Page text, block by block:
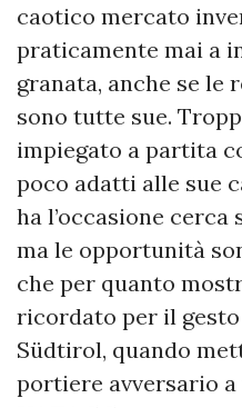
caotico mercato
praticamente mai a
granata, anche se le
sono tutte sue.
impiegato a partita
poco adatti alle sue
ha l’occasione
ma le opportunità
che per quanto
ricordato per il
Südtirol, quando
portiere avversario a